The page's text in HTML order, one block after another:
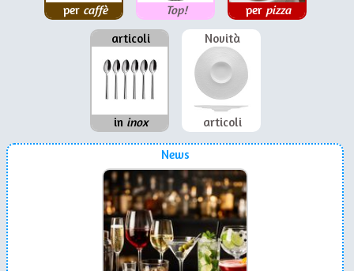
per caffè Top! per pizza
articoli
in inox
Novità
articoli
News